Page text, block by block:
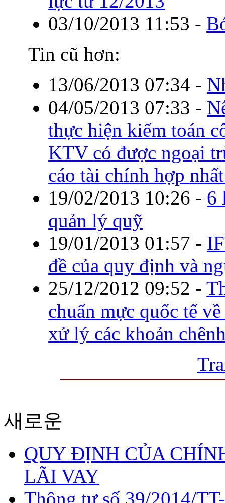
03/10/2013 11:53 -
Tin cũ hơn:
13/06/2013 07:34 -
04/05/2013 07:33 -
thực hiện kiểm toán
KTV có được ngoại
cáo tài chính hợp
19/02/2013 10:26 - 6
quản lý quỹ
19/01/2013 01:57 -
đề của quy định và
25/12/2012 09:52 -
chuẩn mực quốc tế
xử lý các khoản
새로운
QUY ĐỊNH CỦA
LÃI VAY
Thông tư số 39/2014/